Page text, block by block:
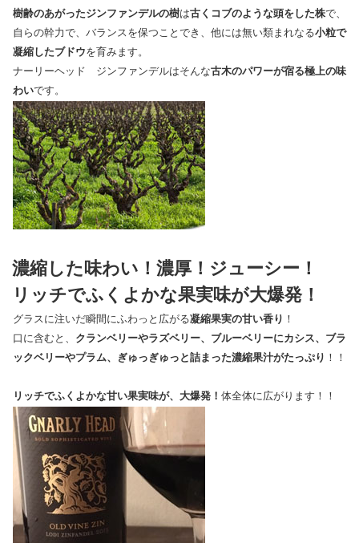
樹齢のあがったジンファンデルの樹は古くコブのような頭をした株で、
自らの幹力で、バランスを保つことでき、他には無い類まれなる小粒で
凝縮したブドウを育みます。
ナーリーヘッド ジンファンデルはそんな古木のパワーが宿る極上の味
わいです。
濃縮した味わい！濃厚！ジューシー！
リッチでふくよかな果実味が大爆発！
グラスに注いだ瞬間にふわっと広がる凝縮果実の甘い香り ！
口に含むと、 クランベリーやラズベリー、ブルーベリーにカシス、ブラ
ックベリーやプラム、ぎゅっぎゅっと詰まった濃縮果汁がたっぷり ！！
リッチでふくよかな甘い果実味が、大爆発！ 体全体に広がります！！